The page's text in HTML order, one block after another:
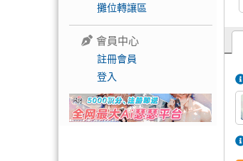
攤位轉讓區
會員中心
註冊會員
登入